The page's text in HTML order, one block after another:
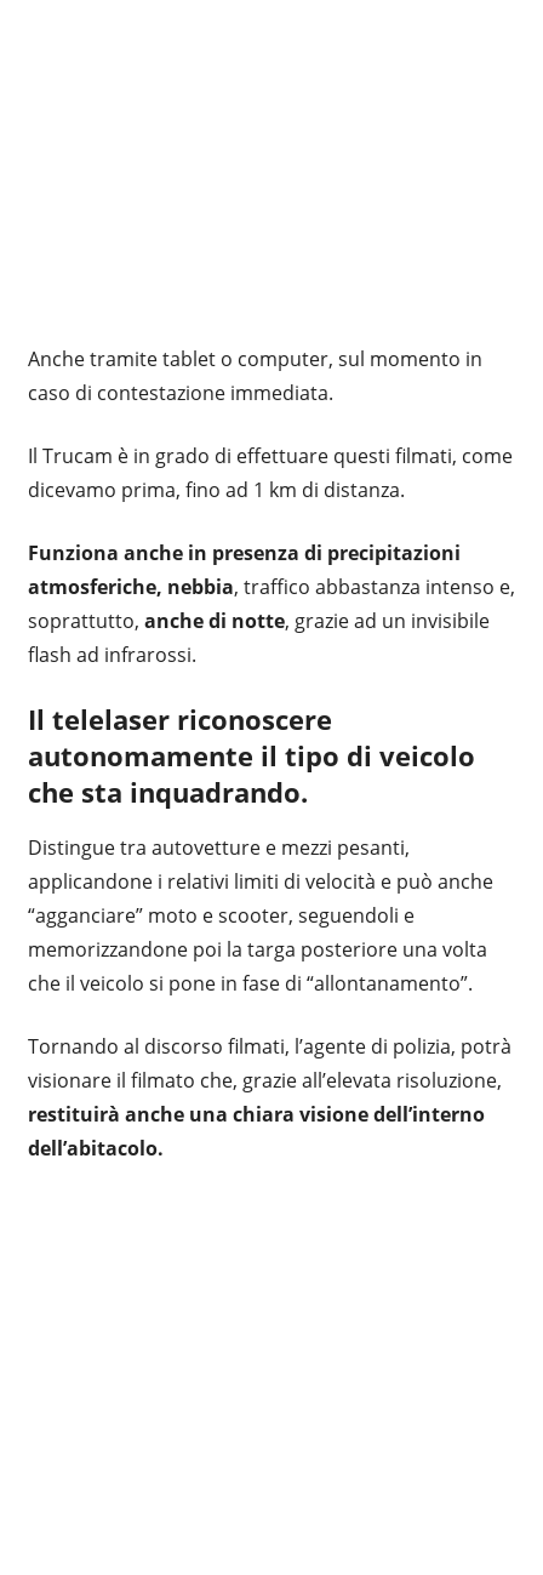
Anche tramite tablet o computer, sul momento in
caso di contestazione immediata.
Il Trucam è in grado di effettuare questi filmati, come
dicevamo prima, fino ad 1 km di distanza.
Funziona anche in presenza di precipitazioni
atmosferiche, nebbia, traffico abbastanza intenso e,
soprattutto, anche di notte, grazie ad un invisibile
flash ad infrarossi.
Il telelaser riconoscere
autonomamente il tipo di veicolo
che sta inquadrando.
Distingue tra autovetture e mezzi pesanti,
applicandone i relativi limiti di velocità e può anche
“agganciare” moto e scooter, seguendoli e
memorizzandone poi la targa posteriore una volta
che il veicolo si pone in fase di “allontanamento”.
Tornando al discorso filmati, l’agente di polizia, potrà
visionare il filmato che, grazie all’elevata risoluzione,
restituirà anche una chiara visione dell’interno
dell’abitacolo.